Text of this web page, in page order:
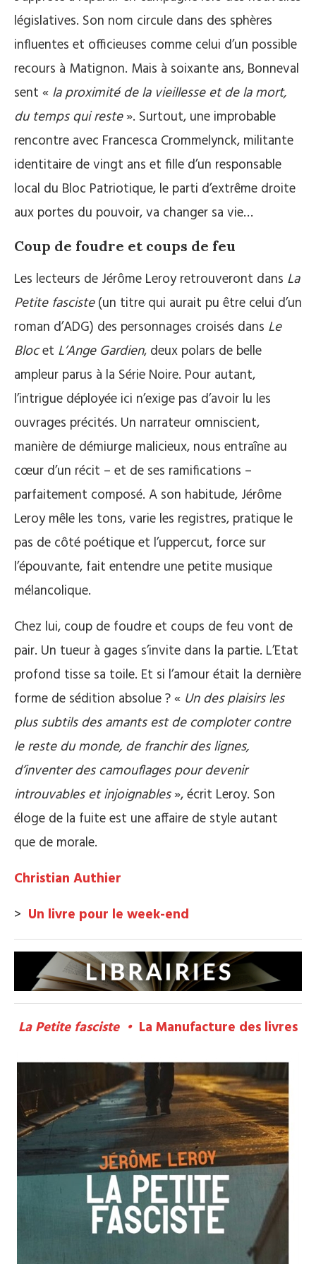
législatives. Son nom circule dans des sphères
influentes et officieuses comme celui d’un possible
recours à Matignon. Mais à soixante ans, Bonneval
sent « la proximité de la vieillesse et de la mort,
du temps qui reste». Surtout, une improbable
rencontre avec Francesca Crommelynck, militante
identitaire de vingt ans et fille d’un responsable
local du Bloc Patriotique, le parti d’extrême droite
aux portes du pouvoir, va changer sa vie…
Coup de foudre et coups de feu
Les lecteurs de Jérôme Leroy retrouveront dans La
Petite fasciste(un titre qui aurait pu être celui d’un
roman d’ADG) des personnages croisés dans Le
Blocet L’Ange Gardien, deux polars de belle
ampleur parus à la Série Noire. Pour autant,
l’intrigue déployée ici n’exige pas d’avoir lu les
ouvrages précités. Un narrateur omniscient,
manière de démiurge malicieux, nous entraîne au
cœur d’un récit – et de ses ramifications –
parfaitement composé. A son habitude, Jérôme
Leroy mêle les tons, varie les registres, pratique le
pas de côté poétique et l’uppercut, force sur
l’épouvante, fait entendre une petite musique
mélancolique.
Chez lui, coup de foudre et coups de feu vont de
pair. Un tueur à gages s’invite dans la partie. L’Etat
profond tisse sa toile. Et si l’amour était la dernière
forme de sédition absolue ? « Un des plaisirs les
plus subtils des amants est de comploter contre
le reste du monde, de franchir des lignes,
d’inventer des camouflages pour devenir
introuvables et injoignables», écrit Leroy. Son
éloge de la fuite est une affaire de style autant
que de morale.
Christian Authier
> Un livre pour le week-end
La Petite fasciste • La Manufacture des livres